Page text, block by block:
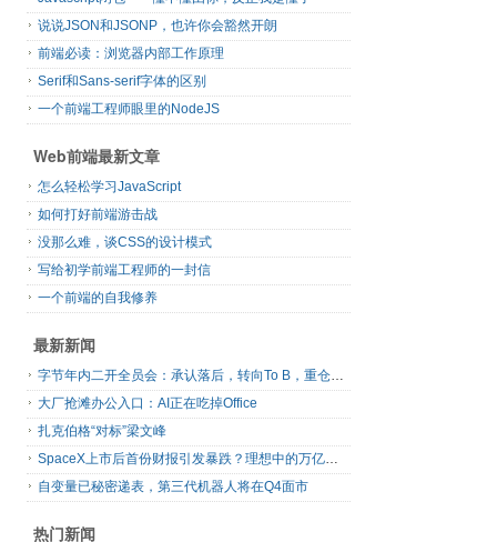
说说JSON和JSONP，也许你会豁然开朗
前端必读：浏览器内部工作原理
Serif和Sans-serif字体的区别
一个前端工程师眼里的NodeJS
Web前端最新文章
怎么轻松学习JavaScript
如何打好前端游击战
没那么难，谈CSS的设计模式
写给初学前端工程师的一封信
一个前端的自我修养
最新新闻
字节年内二开全员会：承认落后，转向To B，重仓年轻人
大厂抢滩办公入口：AI正在吃掉Office
扎克伯格“对标”梁文峰
SpaceX上市后首份财报引发暴跌？理想中的万亿营收太空AI公司，正在靠地面AI云挣钱
自变量已秘密递表，第三代机器人将在Q4面市
热门新闻